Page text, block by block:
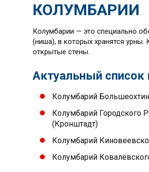
КОЛУМБАРИИ
Колумбарии — это специально
(ниша), в которых хранятся
открытые стены.
Актуальный список
Колумбарий
Колумбарий Городского
(Кронштадт)
Колумбарий
Колумбарий